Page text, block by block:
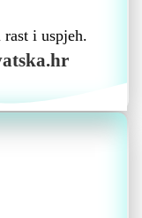
rast i uspjeh.